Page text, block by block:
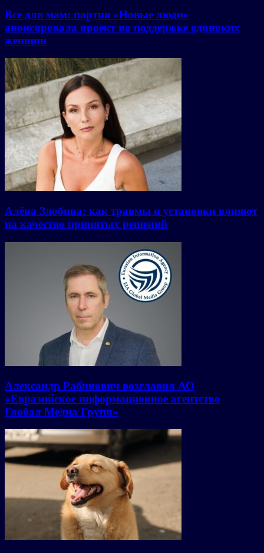
Все для мам: партия «Новые люди»
анонсировала проект по поддержке одиноких
женщин
Алёна Злобина: как травмы и установки влияют
на качество принятых решений
Александр Рабинович возглавил АО
«Евразийское информационное агентство
Глобал Медиа Групп»